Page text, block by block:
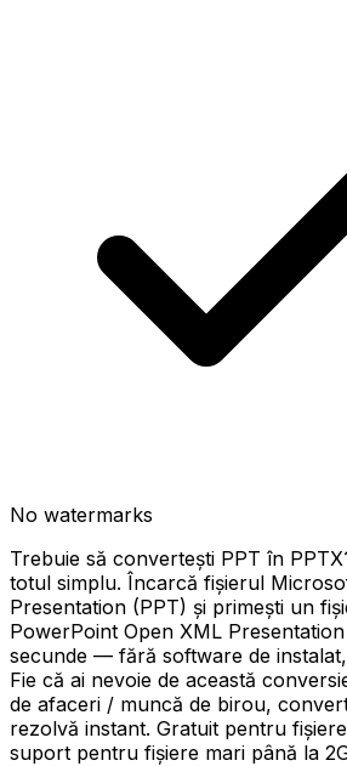
No watermarks
Trebuie să convertești PPT în
totul simplu. Încarcă fișierul
Presentation (PPT) și primești un
PowerPoint Open XML
secunde — fără software de
Fie că ai nevoie de această
de afaceri / muncă de birou,
rezolvă instant. Gratuit pentru
suport pentru fișiere mari până la